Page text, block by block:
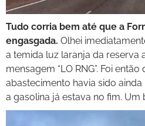
Tudo corria bem até que a
engasgada. Olhei
a temida luz laranja da reserva
mensagem “LO RNG”. Foi
abastecimento havia sido ainda
a gasolina já estava no fim. Um